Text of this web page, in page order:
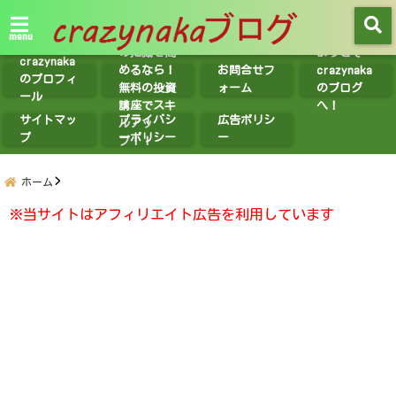
menu
crazynaka
のプロフィ
ール
紹介】投資
の知識を高
めるなら！
無料の投資
講座でスキ
ルアッ
プ！！
お問合せフ
ォーム
ようこそ
crazynaka
のブログ
へ！
サイトマッ
プ
プライバシ
ーポリシー
広告ポリシ
ー
ホーム
※当サイトはアフィリエイト広告を利用しています